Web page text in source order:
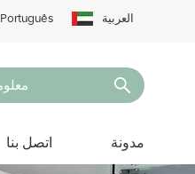
Português العربية
اتصل بنا مدونة